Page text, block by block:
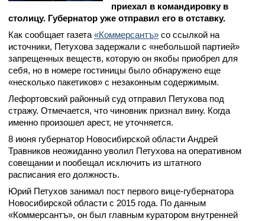
приехал в командировку в
столицу. Губернатор уже отправил его в отставку.
Как сообщает газета «Коммерсантъ» со ссылкой на
источники, Петухова задержали с «небольшой партией»
запрещенных веществ, которую он якобы приобрел для
себя, но в номере гостиницы было обнаружено еще
«несколько пакетиков» с незаконным содержимым.
Лефортовский районный суд отправил Петухова под
стражу. Отмечается, что чиновник признал вину. Когда
именно произошел арест, не уточняется.
8 июня губернатор Новосибирской области Андрей
Травников неожиданно уволил Петухова на оперативном
совещании и пообещал исключить из штатного
расписания его должность.
Юрий Петухов занимал пост первого вице-губернатора
Новосибирской области с 2015 года. По данным
«Коммерсантъ», он был главным куратором внутренней